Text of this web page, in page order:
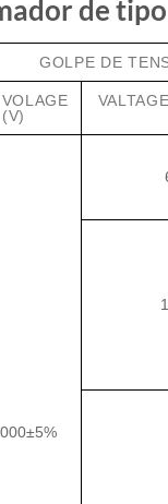
de tipo
GOLPE DE
(V)